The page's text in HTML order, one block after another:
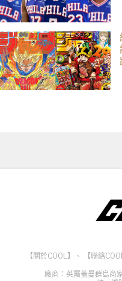
【關於COOL】 、 【聯絡
廠商：英屬蓋曼群島商